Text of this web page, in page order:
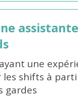
une
shifts à
gardes